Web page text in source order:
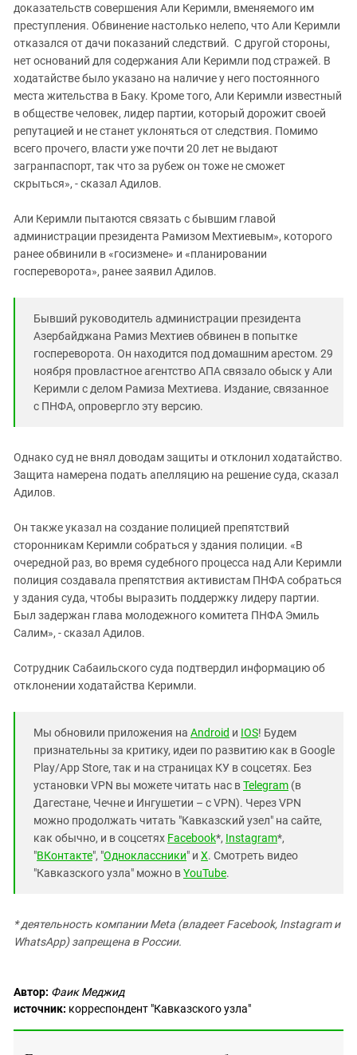
доказательств совершения Али Керимли, вменяемого им
преступления. Обвинение настолько нелепо, что Али Керимли
отказался от дачи показаний следствий. С другой стороны,
нет оснований для содержания Али Керимли под стражей. В
ходатайстве было указано на наличие у него постоянного
места жительства в Баку. Кроме того, Али Керимли известный
в обществе человек, лидер партии, который дорожит своей
репутацией и не станет уклоняться от следствия. Помимо
всего прочего, власти уже почти 20 лет не выдают
загранпаспорт, так что за рубеж он тоже не сможет
скрыться», - сказал Адилов.
Али Керимли пытаются связать с бывшим главой
администрации президента Рамизом Мехтиевым», которого
ранее обвинили в «госизмене» и «планировании
госпереворота», ранее заявил Адилов.
Бывший руководитель администрации президента
Азербайджана Рамиз Мехтиев обвинен в попытке
госпереворота. Он находится под домашним арестом. 29
ноября провластное агентство АПА связало обыск у Али
Керимли с делом Рамиза Мехтиева. Издание, связанное
с ПНФА, опровергло эту версию.
Однако суд не внял доводам защиты и отклонил ходатайство.
Защита намерена подать апелляцию на решение суда, сказал
Адилов.
Он также указал на создание полицией препятствий
сторонникам Керимли собраться у здания полиции. «В
очередной раз, во время судебного процесса над Али Керимли
полиция создавала препятствия активистам ПНФА собраться
у здания суда, чтобы выразить поддержку лидеру партии.
Был задержан глава молодежного комитета ПНФА Эмиль
Салим», - сказал Адилов.
Сотрудник Сабаильского суда подтвердил информацию об
отклонении ходатайства Керимли.
Мы обновили приложения на Android и IOS! Будем
признательны за критику, идеи по развитию как в Google
Play/App Store, так и на страницах КУ в соцсетях. Без
установки VPN вы можете читать нас вTelegram (в
Дагестане, Чечне и Ингушетии – с VPN). Через VPN
можно продолжать читать "Кавказский узел" на сайте,
как обычно, и в соцсетях Facebook*, Instagram*,
"ВКонтакте", "Одноклассники" и X. Смотреть видео
"Кавказского узла" можно вYouTube.
* деятельность компании Meta (владеет Facebook, Instagram и
WhatsApp) запрещена в России.
Автор: Фаик Меджид
источник: корреспондент "Кавказского узла"